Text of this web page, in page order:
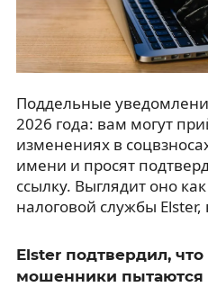
Поддельные
2026 года: вам могут
изменениях в
имени и просят
ссылку. Выглядит оно
налоговой службы Elster,
Elster подтвердил,
мошенники пытаются